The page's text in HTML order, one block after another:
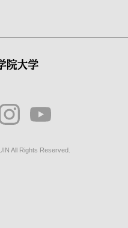
All Rights Reserved.